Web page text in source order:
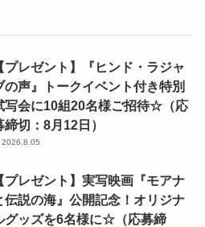
プレゼント】『ヒンド・ラジャ
の声』トークイベント付き特別
写会に10組20名様ご招待☆（応
締切：8月12日）
2026.8.05
プレゼント】実写映画『モアナ
伝説の海』公開記念！オリジナ
グッズを6名様に☆（応募締